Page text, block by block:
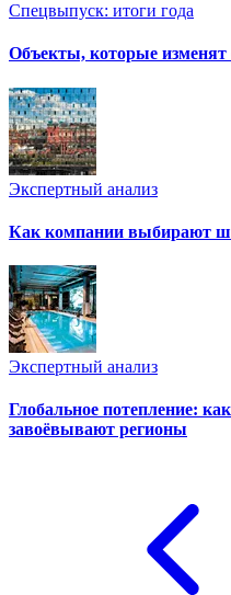
Спецвыпуск: итоги года
Объекты, которые изменят
Экспертный анализ
Как компании выбирают
Экспертный анализ
Глобальное потепление:
завоёвывают регионы